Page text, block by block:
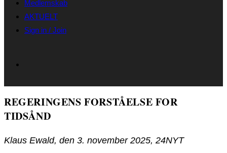
Medlemskab
AKTUELT
Sign in / Join
REGERINGENS FORSTÅELSE FOR
TIDSÅND
Klaus Ewald, den 3. november 2025, 24NYT